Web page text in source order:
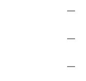
—
—
—